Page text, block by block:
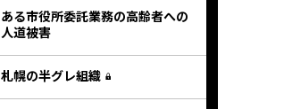
ある市役所委託業務の高齢者への
人道被害
札幌の半グレ組織